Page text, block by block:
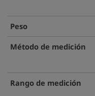
Peso
Método de medición
Rango de medición